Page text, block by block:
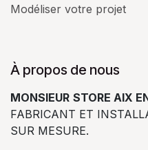
Modéliser votre projet
À propos de nous
MONSIEUR STORE AIX
FABRICANT ET
SUR MESURE.